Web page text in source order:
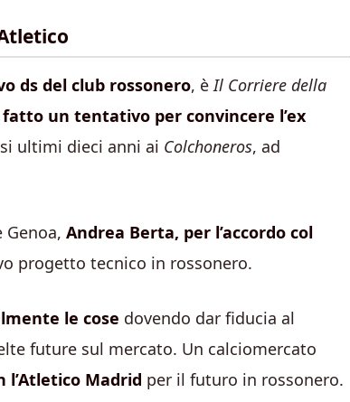
ds del club rossonero, è Il Corriere della
un tentativo per convincere l’ex
ultimi dieci anni ai Colchoneros, ad
Andrea Berta, per l’accordo col
progetto tecnico in rossonero.
le cose dovendo dar fiducia al
future sul mercato. Un calciomercato
Madrid per il futuro in rossonero.